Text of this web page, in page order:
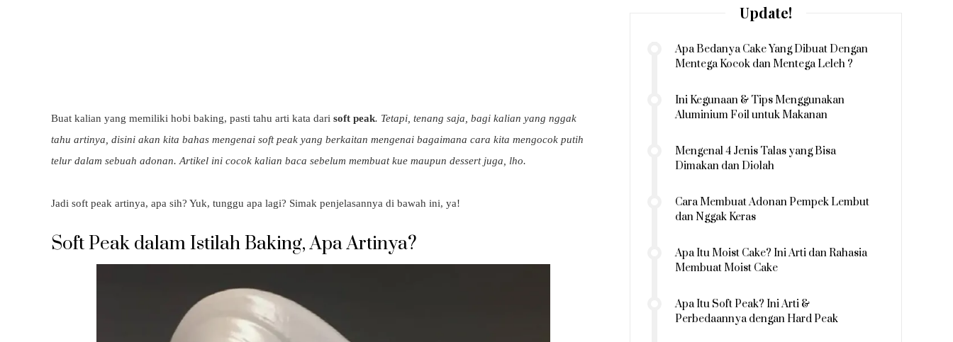
Buat kalian yang memiliki hobi baking, pasti tahu arti kata dari soft peak. Tetapi, tenang saja, bagi kalian yang nggak
tahu artinya, disini akan kita bahas mengenai soft peak yang berkaitan mengenai bagaimana cara kita mengocok putih
telur dalam sebuah adonan. Artikel ini cocok kalian baca sebelum membuat kue maupun dessert juga, lho.
Jadi soft peak artinya, apa sih? Yuk, tunggu apa lagi? Simak penjelasannya di bawah ini, ya!
Soft Peak dalam Istilah Baking, Apa Artinya?
Update!
Apa Bedanya Cake Yang Dibuat Dengan
Mentega Kocok dan Mentega Leleh ?
Ini Kegunaan & Tips Menggunakan
Aluminium Foil untuk Makanan
Mengenal 4 Jenis Talas yang Bisa
Dimakan dan Diolah
Cara Membuat Adonan Pempek Lembut
dan Nggak Keras
Apa Itu Moist Cake? Ini Arti dan Rahasia
Membuat Moist Cake
Apa Itu Soft Peak? Ini Arti &
Perbedaannya dengan Hard Peak